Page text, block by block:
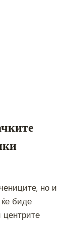
но и
биде
центрите